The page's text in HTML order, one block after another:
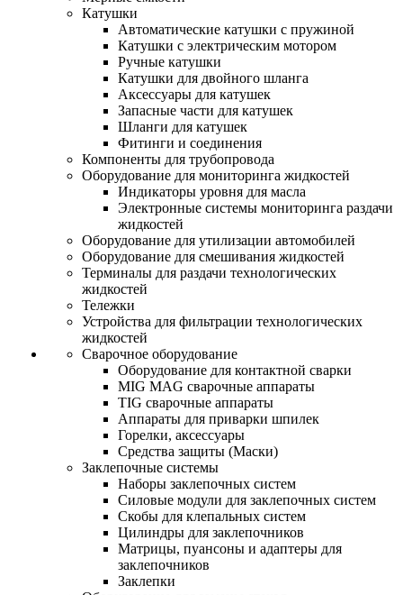
Катушки
Автоматические катушки с пружиной
Катушки с электрическим мотором
Ручные катушки
Катушки для двойного шланга
Аксессуары для катушек
Запасные части для катушек
Шланги для катушек
Фитинги и соединения
Компоненты для трубопровода
Оборудование для мониторинга жидкостей
Индикаторы уровня для масла
Электронные системы мониторинга раздачи
жидкостей
Оборудование для утилизации автомобилей
Оборудование для смешивания жидкостей
Терминалы для раздачи технологических
жидкостей
Тележки
Устройства для фильтрации технологических
жидкостей
Сварочное оборудование
Оборудование для контактной сварки
MIG MAG сварочные аппараты
TIG сварочные аппараты
Аппараты для приварки шпилек
Горелки, аксессуары
Средства защиты (Маски)
Заклепочные системы
Наборы заклепочных систем
Силовые модули для заклепочных систем
Скобы для клепальных систем
Цилиндры для заклепочников
Матрицы, пуансоны и адаптеры для
заклепочников
Заклепки